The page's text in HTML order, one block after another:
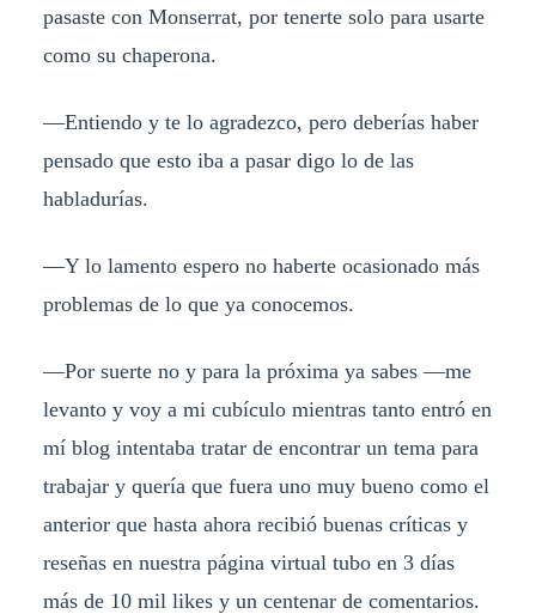
pasaste con Monserrat, por tenerte solo para usarte
como su chaperona.
—Entiendo y te lo agradezco, pero deberías haber
pensado que esto iba a pasar digo lo de las
habladurías.
—Y lo lamento espero no haberte ocasionado más
problemas de lo que ya conocemos.
—Por suerte no y para la próxima ya sabes —me
levanto y voy a mi cubículo mientras tanto entró en
mí blog intentaba tratar de encontrar un tema para
trabajar y quería que fuera uno muy bueno como el
anterior que hasta ahora recibió buenas críticas y
reseñas en nuestra página virtual tubo en 3 días
más de 10 mil likes y un centenar de comentarios.